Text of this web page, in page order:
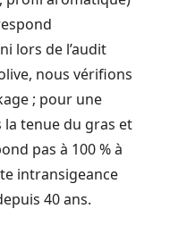
lors de l’audit
nous vérifions
; pour une
tenue du gras et
pas à 100 % à
intransigeance
40 ans.